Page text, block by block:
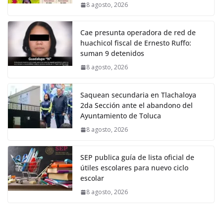
8 agosto, 2026
Cae presunta operadora de red de
huachicol fiscal de Ernesto Ruffo:
suman 9 detenidos
8 agosto, 2026
Saquean secundaria en Tlachaloya
2da Sección ante el abandono del
Ayuntamiento de Toluca
8 agosto, 2026
SEP publica guía de lista oficial de
útiles escolares para nuevo ciclo
escolar
8 agosto, 2026